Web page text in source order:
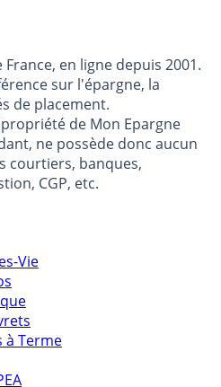
en ligne depuis 2001.
sur l'épargne, la
de placement.
de Mon Epargne
ne possède donc aucun
CGP, etc.
Vie
Terme